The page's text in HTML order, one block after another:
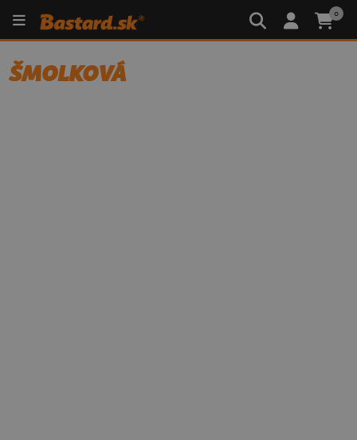
0
ŠMOLKOVÁ